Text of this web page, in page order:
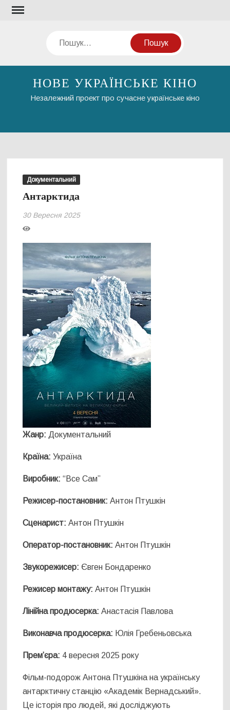
Перейти
Пошук
НОВЕ УКРАЇНСЬКЕ КІНО
Незалежний проект про сучасне українське кіно
Документальний
Антарктида
30 Вересня 2025
Жанр: Документальний
Країна: Україна
Виробник:“Все Сам”
Режисер-постановник:Антон Птушкін
Сценарист:Антон Птушкін
Оператор-постановник:Антон Птушкін
Звукорежисер: Євген Бондаренко
Режисер монтажу:Антон Птушкін
Лінійна продюсерка:Анастасія Павлова
Виконавча продюсерка: Юлія Гребеньовська
Прем’єра: 4 вересня 2025 року
Фільм-подорож Антона Птушкіна на українську
антарктичну станцію «Академік Вернадський».
Це історія про людей, які досліджують